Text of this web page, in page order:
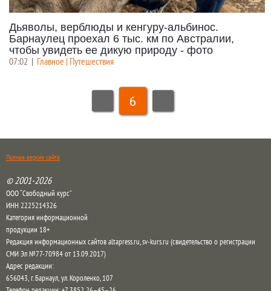
Дьяволы, верблюды и кенгуру-альбинос.
Барнаулец проехал 6 тыс. км по Австралии,
чтобы увидеть ее дикую природу - фото
07:02 | Главное | Путешествия
6
Полная версия сайта
© 2001-2026
ООО “Свободный курс”
ИНН 2225214326
Категория информационной
продукции 18+
Редакция информационных сайтов altapress.ru, sv-kurs.ru (свидетельство о регистрации
СМИ Эл №77-70984 от 13.09.2017)
Адрес редакции:
656043,г. Барнаул,ул. Короленко, 107